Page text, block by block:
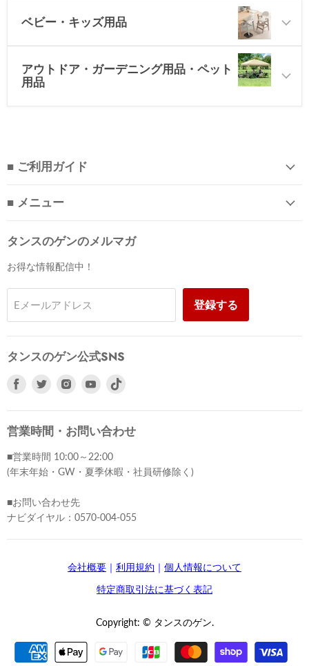
ベビー・キッズ用品
アウトドア・ガーデニング用品・ペット
用品
■ ご利用ガイド
■ メニュー
タンスのゲンのメルマガ
お得な情報配信中！
Eメールアドレス 登録する
タンスのゲン公式SNS
Facebook
つ
て
く
さ
い
Twitter
つ
て
く
さ
い
Instagram
つ
て
く
さ
い
Youtube
つ
て
く
い
営業時間・お問い合わせ
■営業時間 10:00～22:00
(年末年始・GW・夏季休暇・社員研修除く)
■お問い合わせ先
ナビダイヤル：0570-004-055
会社概要 ｜ 利用規約 ｜ 個人情報について
特定商取引法に基づく表記
Copyright: © タンスのゲン.